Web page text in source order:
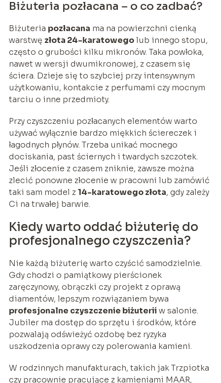
Biżuteria pozłacana – o co zadbać?
Biżuteria pozłacana ma na powierzchni cienką
warstwę złota 24-karatowegolub innego stopu,
często o grubości kilku mikronów. Taka powłoka,
nawet w wersji dwumikronowej, z czasem się
ściera. Dzieje się to szybciej przy intensywnym
użytkowaniu, kontakcie z perfumami czy mocnym
tarciu o inne przedmioty.
Przy czyszczeniu pozłacanych elementów warto
używać wyłącznie bardzo miękkich ściereczek i
łagodnych płynów. Trzeba unikać mocnego
dociskania, past ściernych i twardych szczotek.
Jeśli złocenie z czasem zniknie, zawsze można
zlecić ponowne złocenie w pracowni lub zamówić
taki sam model z14-karatowego złota, gdy zależy
Ci na trwałej barwie.
Kiedy warto oddać biżuterię do
profesjonalnego czyszczenia?
Nie każdą biżuterię warto czyścić samodzielnie.
Gdy chodzi o pamiątkowy pierścionek
zaręczynowy, obrączki czy projekt z oprawą
diamentów, lepszym rozwiązaniem bywa
profesjonalne czyszczenie biżuterii w salonie.
Jubiler ma dostęp do sprzętu i środków, które
pozwalają odświeżyć ozdobę bez ryzyka
uszkodzenia oprawy czy polerowania kamieni.
W rodzinnych manufakturach, takich jak Trzpiotka
czy pracownie pracujące z kamieniami MAAR,